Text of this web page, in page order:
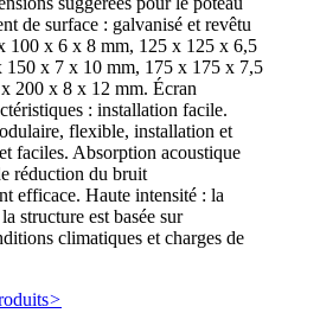
de surface : galvanisé et revêtu
100 x 6 x 8 mm, 125 x 125 x 6,5
150 x 7 x 10 mm, 175 x 175 x 7,5
200 x 8 x 12 mm. Écran
: installation facile.
flexible, installation et
faciles. Absorption acoustique
réduction du bruit
efficace. Haute intensité : la
structure est basée sur
climatiques et charges de
>